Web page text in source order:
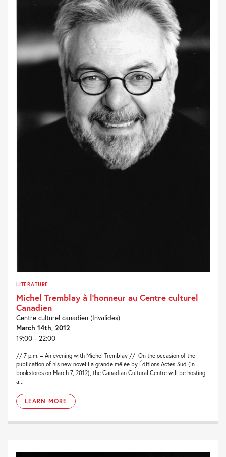
LITERATURE
Michel Tremblay à l’honneur au Centre culturel
Canadien
Centre culturel canadien (Invalides)
March 14th, 2012
19:00 - 22:00
// 7 p.m. – An evening with Michel Tremblay // On the occasion of the
publication of his new novel La grande mêlée by Éditions Actes-Sud (in
bookstores on March 7, 2012), the Canadian Cultural Centre will be hosting
a...
LEARN MORE